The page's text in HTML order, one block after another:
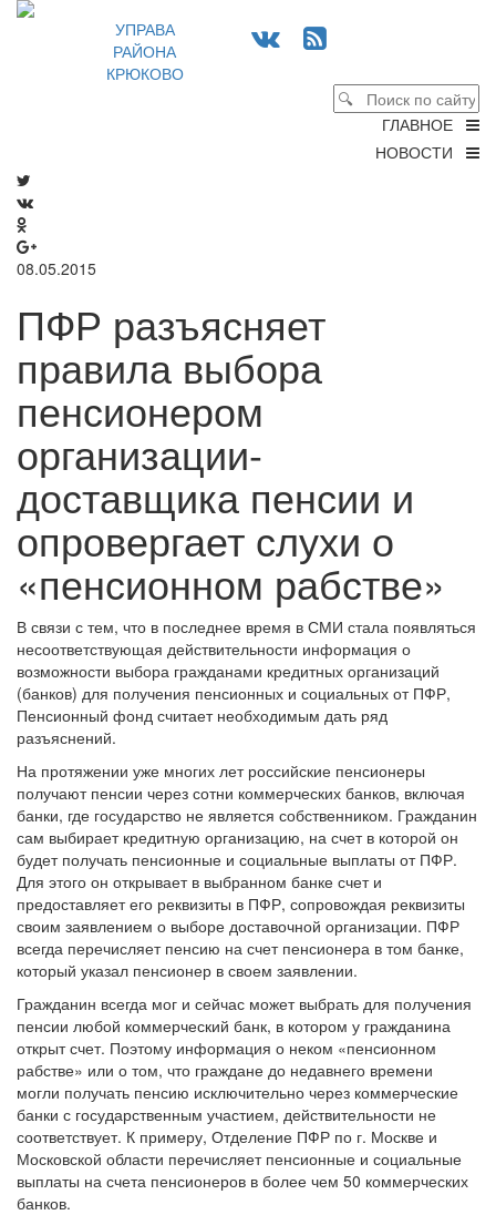
УПРАВА
РАЙОНА
КРЮКОВО
ГЛАВНОЕ
НОВОСТИ
08.05.2015
ПФР разъясняет
правила выбора
пенсионером
организации-
доставщика пенсии и
опровергает слухи о
«пенсионном рабстве»
В связи с тем, что в последнее время в СМИ стала появляться
несоответствующая действительности информация о
возможности выбора гражданами кредитных организаций
(банков) для получения пенсионных и социальных от ПФР,
Пенсионный фонд считает необходимым дать ряд
разъяснений.
На протяжении уже многих лет российские пенсионеры
получают пенсии через сотни коммерческих банков, включая
банки, где государство не является собственником. Гражданин
сам выбирает кредитную организацию, на счет в которой он
будет получать пенсионные и социальные выплаты от ПФР.
Для этого он открывает в выбранном банке счет и
предоставляет его реквизиты в ПФР, сопровождая реквизиты
своим заявлением о выборе доставочной организации. ПФР
всегда перечисляет пенсию на счет пенсионера в том банке,
который указал пенсионер в своем заявлении.
Гражданин всегда мог и сейчас может выбрать для получения
пенсии любой коммерческий банк, в котором у гражданина
открыт счет. Поэтому информация о неком «пенсионном
рабстве» или о том, что граждане до недавнего времени
могли получать пенсию исключительно через коммерческие
банки с государственным участием, действительности не
соответствует. К примеру, Отделение ПФР по г. Москве и
Московской области перечисляет пенсионные и социальные
выплаты на счета пенсионеров в более чем 50 коммерческих
банков.